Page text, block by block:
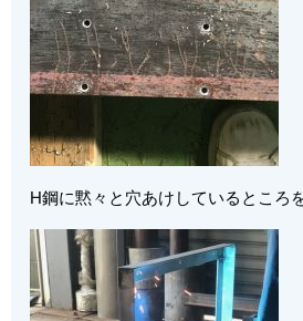
H鋼に黙々と穴あけしているところ